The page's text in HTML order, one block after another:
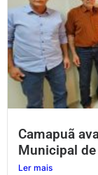
Camapuã
Municipal
Ler mais